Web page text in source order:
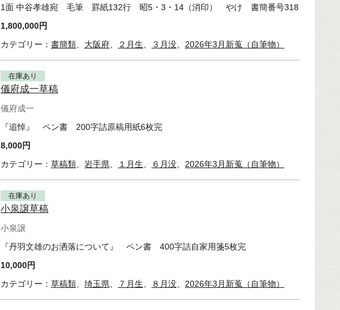
1面 中谷孝雄宛 毛筆 罫紙132行 昭5・3・14（消印） やけ 書簡番号318
1,800,000円
カテゴリー： 書簡類 大阪府 ２月生 ３月没 2026年3月新蒐（自筆物）
在庫あり
儀府成一草稿
儀府成一
『追悼』 ペン書 200字詰原稿用紙6枚完
8,000円
カテゴリー： 草稿類 岩手県 １月生 ６月没 2026年3月新蒐（自筆物）
在庫あり
小泉譲草稿
小泉譲
『丹羽文雄のお洒落について』 ペン書 400字詰自家用箋5枚完
10,000円
カテゴリー： 草稿類 埼玉県 ７月生 ８月没 2026年3月新蒐（自筆物）